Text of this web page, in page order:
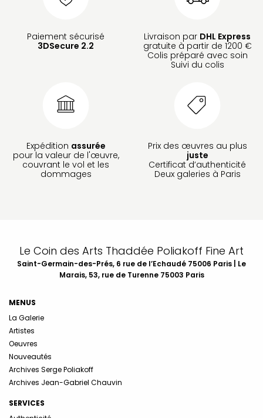
Paiement sécurisé
3DSecure 2.2
Livraison par DHL Express
gratuite à partir de 1200 €
Colis préparé avec soin
Suivi du colis
Expédition assurée
pour la valeur de l'œuvre,
couvrant le vol et les
dommages
Prix des œuvres au plus
juste
Certificat d’authenticité
Deux galeries à Paris
Le Coin des Arts Thaddée Poliakoff Fine Art
Saint-Germain-des-Prés, 6 rue de l’Echaudé 75006 Paris | Le
Marais, 53, rue de Turenne 75003 Paris
MENUS
La Galerie
Artistes
Oeuvres
Nouveautés
Archives Serge Poliakoff
Archives Jean-Gabriel Chauvin
SERVICES